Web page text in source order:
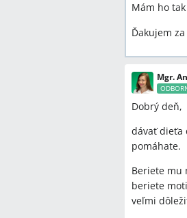
Mám ho
Ďakujem
Mgr.
Dobrý deň,
dávať dieťa
pomáhate.
Beriete mu
beriete
veľmi